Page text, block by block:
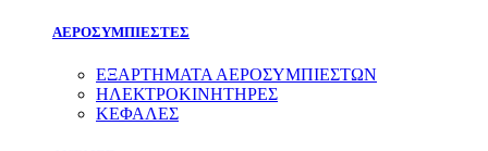
ΑΕΡΟΣΥΜΠΙΕΣΤΕΣ
ΕΞΑΡΤΗΜΑΤΑ ΑΕΡΟΣΥΜΠΙΕΣΤΩΝ
ΗΛΕΚΤΡΟΚΙΝΗΤΗΡΕΣ
ΚΕΦΑΛΕΣ